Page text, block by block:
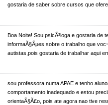
gostaria de saber sobre cursos que
Boa Noite! Sou psicÃ³loga e gostaria de
informaÃ§Ãµes sobre o trabalho que
autistas,pois gostaria de trabalhar aqui
sou professora numa APAE e tenho
comportamento inadequado e estou
orientaÃ§Ã£o, pois ate agora nao tive